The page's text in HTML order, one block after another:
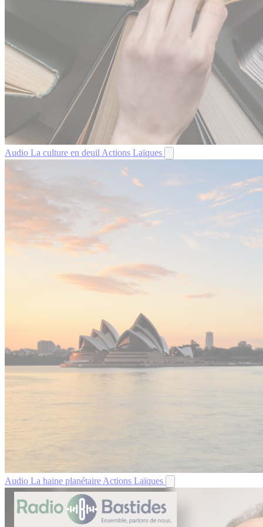
Audio La culture en deuilActions Laïques
Audio La haine planétaireActions Laïques